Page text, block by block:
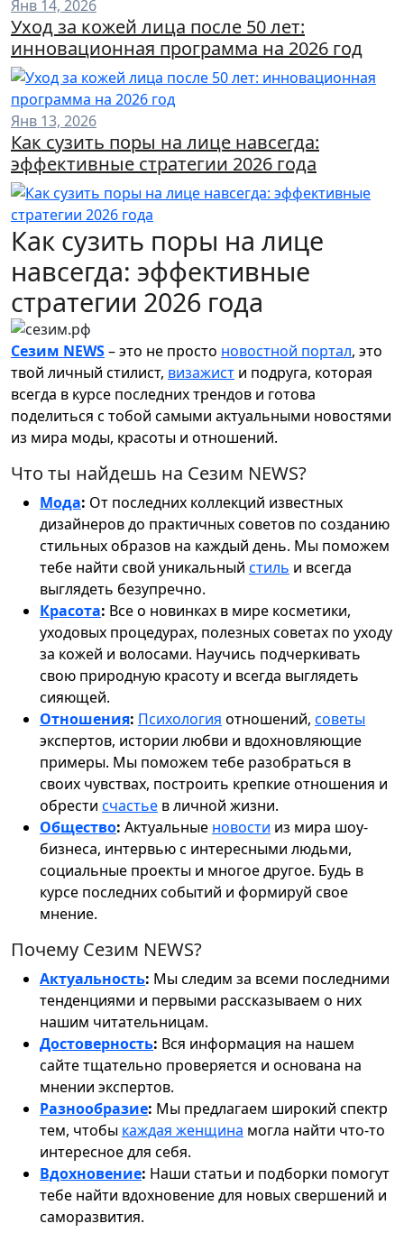
Янв 14, 2026
Уход за кожей лица после 50 лет:
инновационная программа на 2026 год
Янв 13, 2026
Как сузить поры на лице навсегда:
эффективные стратегии 2026 года
Как сузить поры на лице
навсегда: эффективные
стратегии 2026 года
Сезим NEWS– это не просто новостной портал, это
твой личный стилист, визажист и подруга, которая
всегда в курсе последних трендов и готова
поделиться с тобой самыми актуальными новостями
из мира моды, красоты и отношений.
Что ты найдешь на Сезим NEWS?
Мода: От последних коллекций известных
дизайнеров до практичных советов по созданию
стильных образов на каждый день. Мы поможем
тебе найти свой уникальный стиль и всегда
выглядеть безупречно.
Красота: Все о новинках в мире косметики,
уходовых процедурах, полезных советах по уходу
за кожей и волосами. Научись подчеркивать
свою природную красоту и всегда выглядеть
сияющей.
Отношения: Психология отношений, советы
экспертов, истории любви и вдохновляющие
примеры. Мы поможем тебе разобраться в
своих чувствах, построить крепкие отношения и
обрести счастье в личной жизни.
Общество: Актуальные новости из мира шоу-
бизнеса, интервью с интересными людьми,
социальные проекты и многое другое. Будь в
курсе последних событий и формируй свое
мнение.
Почему Сезим NEWS?
Актуальность: Мы следим за всеми последними
тенденциями и первыми рассказываем о них
нашим читательницам.
Достоверность: Вся информация на нашем
сайте тщательно проверяется и основана на
мнении экспертов.
Разнообразие: Мы предлагаем широкий спектр
тем, чтобы каждая женщина могла найти что-то
интересное для себя.
Вдохновение: Наши статьи и подборки помогут
тебе найти вдохновение для новых свершений и
саморазвития.